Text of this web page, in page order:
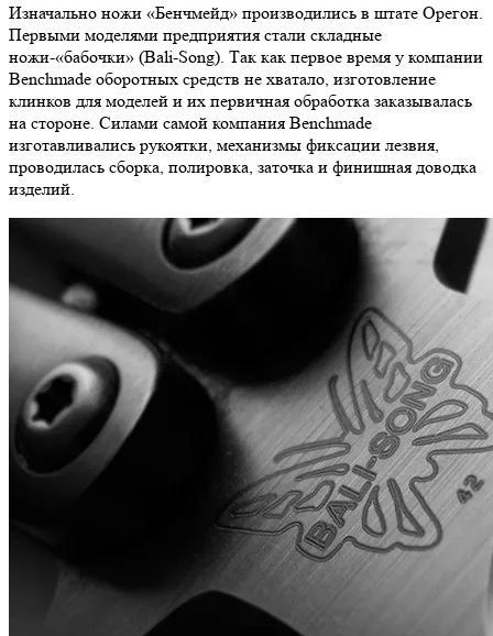
Изначально ножи «Бенчмейд» производились в штате Орегон.
Первыми моделями предприятия стали складные
ножи-«бабочки» (Bali-Song). Так как первое время у компании
Benchmade оборотных средств не хватало, изготовление
клинков для моделей и их первичная обработка заказывалась
на стороне. Силами самой компания Benchmade
изготавливались рукоятки, механизмы фиксации лезвия,
проводилась сборка, полировка, заточка и финишная доводка
изделий.